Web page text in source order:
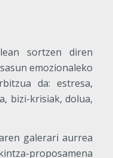
sortzen diren
emozionaleko
da: estresa,
bizi-krisiak, dolua,
galerari aurrea
proposamena